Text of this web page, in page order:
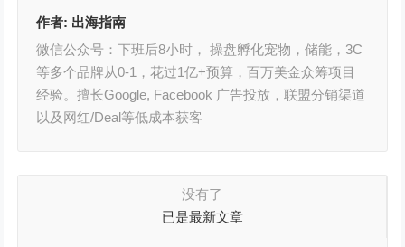
作者: 出海指南
微信公众号：下班后8小时， 操盘孵化宠物，储能，3C
等多个品牌从0-1，花过1亿+预算，百万美金众筹项目
经验。擅长Google, Facebook 广告投放，联盟分销渠道
以及网红/Deal等低成本获客
没有了
已是最新文章